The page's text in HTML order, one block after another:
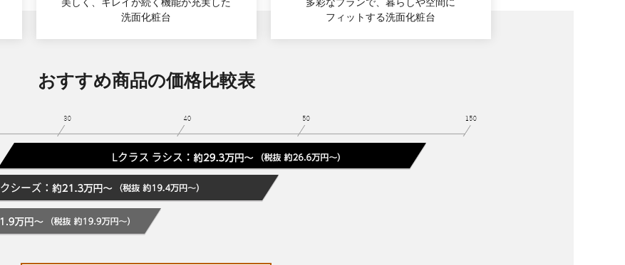
美しく、キレイが続く機能が充実した
洗面化粧台
多彩なプランで、暮らしや空間に
フィットする洗面化粧台
おすすめ商品の価格比較表